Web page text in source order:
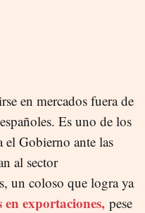
en mercados fuera de
Es uno de los
el Gobierno ante las
al sector
un coloso que logra ya
en exportaciones, pese